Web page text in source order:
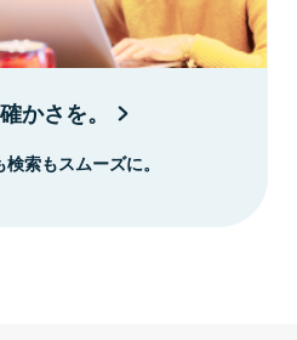
かさを。
索もスムーズに。